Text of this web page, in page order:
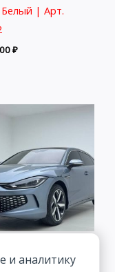
| Арт.
₽
2022 | Синий
и аналитику